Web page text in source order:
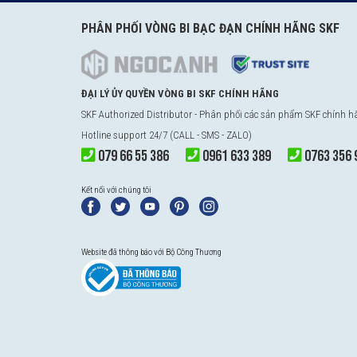
PHÂN PHỐI VÒNG BI BẠC ĐẠN CHÍNH HÃNG SKF
ĐẠI LÝ ỦY QUYỀN VÒNG BI SKF CHÍNH HÃNG
SKF Authorized Distributor - Phân phối các sản phẩm SKF chính
Hotline support 24/7 (CALL - SMS - ZALO)
079 66 55 386 0961 633 389 0763 356
Kết nối với chúng tôi
Website đã thông báo với Bộ Công Thương